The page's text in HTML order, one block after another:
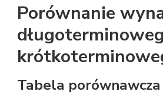
Porównanie
Tabela porównawcza